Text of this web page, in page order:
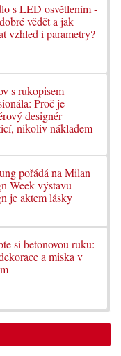
s LED osvětlením -
vědět a jak
vzhled i parametry?
s rukopisem
Proč je
designér
nikoliv nákladem
pořádá na Milan
Week výstavu
je aktem lásky
si betonovou ruku:
a miska v